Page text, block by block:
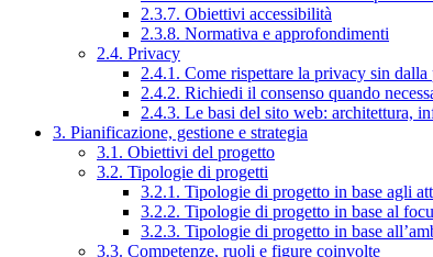
2.3.7. Obiettivi accessibilità
2.3.8. Normativa e approfondimenti
2.4. Privacy
2.4.1. Come rispettare la privacy sin
2.4.2. Richiedi il consenso quando
2.4.3. Le basi del sito web: architettura,
3. Pianificazione, gestione e strategia
3.1. Obiettivi del progetto
3.2. Tipologie di progetti
3.2.1. Tipologie di progetto in base agli
3.2.2. Tipologie di progetto in base al
3.2.3. Tipologie di progetto in base
3.3. Competenze, ruoli e figure coinvolte